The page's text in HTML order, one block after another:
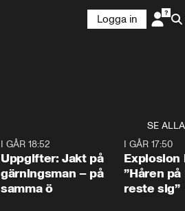
Logga in
SE ALLA
I GÅR 18:52
Uppgifter: Jakt på
gärningsman – på
samma ö
I GÅR 17:50
Explosion
”Håren
reste sig”